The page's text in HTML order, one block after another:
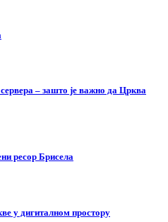
– зашто је важно да Црква
ресор Брисела
у дигиталном простору